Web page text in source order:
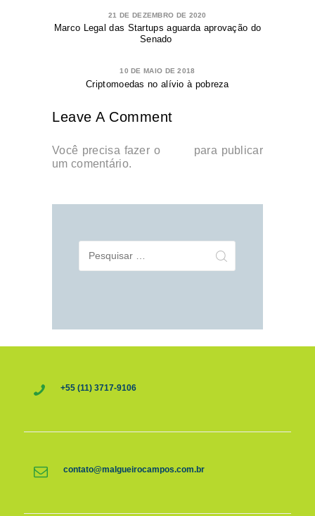
21 DE DEZEMBRO DE 2020
Marco Legal das Startups aguarda aprovação do
Senado
10 DE MAIO DE 2018
Criptomoedas no alívio à pobreza
Leave A Comment
Você precisa fazer o
para publicar
um comentário.
por:
+55 (11) 3717-9106
contato@malgueirocampos.com.br